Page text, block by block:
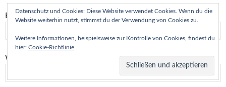
E-Mail-Adresse *
Website
Datenschutz und Cookies: Diese Website verwendet Cookies. Wenn du die
Website weiterhin nutzt, stimmst du der Verwendung von Cookies zu.
Weitere Informationen, beispielsweise zur Kontrolle von Cookies, findest du
hier: Cookie-Richtlinie